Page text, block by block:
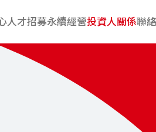
人才招募永續經營投資人關係聯